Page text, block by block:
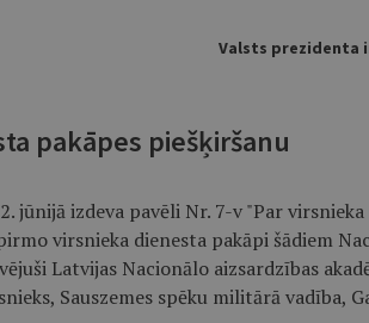
Valsts prezidenta
pakāpes piešķiršanu
jūnijā izdeva pavēli Nr. 7-v "Par
virsnieka dienesta pakāpi šādiem
Latvijas Nacionālo aizsardzības
Sauszemes spēku militārā vadība,